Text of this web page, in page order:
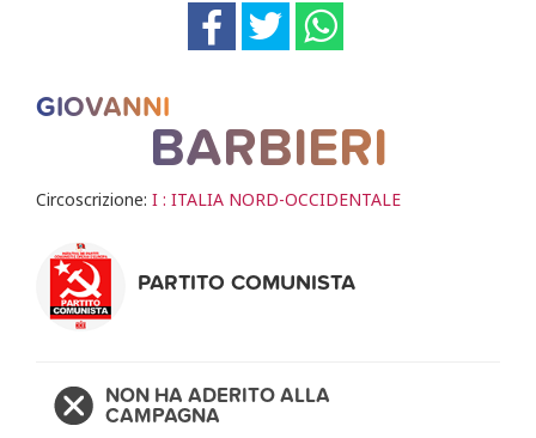
GIOVANNI
BARBIERI
Circoscrizione: I : ITALIA NORD-OCCIDENTALE
PARTITO COMUNISTA
NON HA ADERITO ALLA
CAMPAGNA